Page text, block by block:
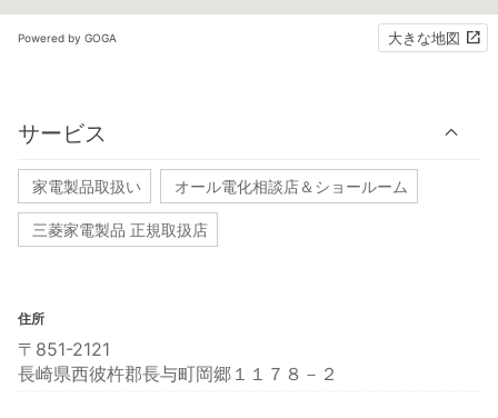
Powered by GOGA 大きな地図
サービス
家電製品取扱い オール電化相談店＆ショールーム
三菱家電製品 正規取扱店
住所
〒851-2121
長崎県西彼杵郡長与町岡郷１１７８－２